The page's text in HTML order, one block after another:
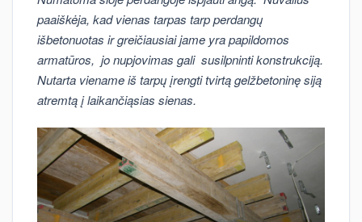
paaiškėja, kad vienas tarpas tarp perdangų
išbetonuotas ir greičiausiai jame yra papildomos
armatūros, jo nupjovimas gali susilpninti konstrukciją.
Nutarta viename iš tarpų įrengti tvirtą gelžbetoninę siją
atremtą į laikančiąsias sienas.